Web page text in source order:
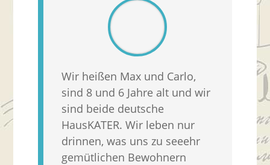
Wir heißen Max und Carlo,
sind 8 und 6 Jahre alt und wir
sind beide deutsche
HausKATER. Wir leben nur
drinnen, was uns zu seeehr
gemütlichen Bewohnern